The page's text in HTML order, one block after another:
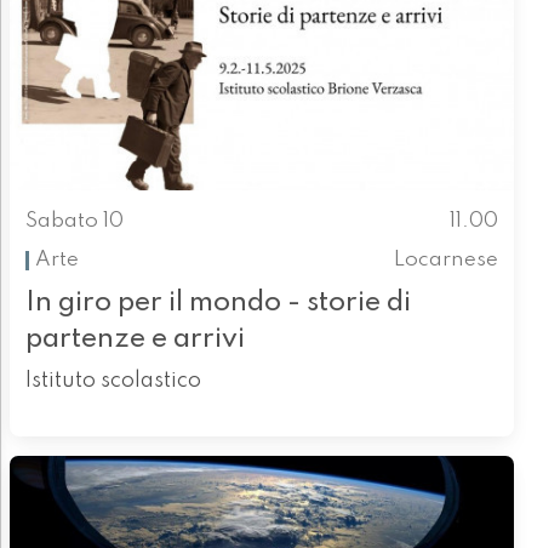
Sabato 10
11.00
Arte
Locarnese
In giro per il mondo - storie di
partenze e arrivi
Istituto scolastico